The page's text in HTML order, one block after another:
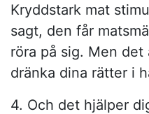
Kryddstark mat
sagt, den får
röra på sig. Men
dränka dina rätter i
4. Och det hjälper